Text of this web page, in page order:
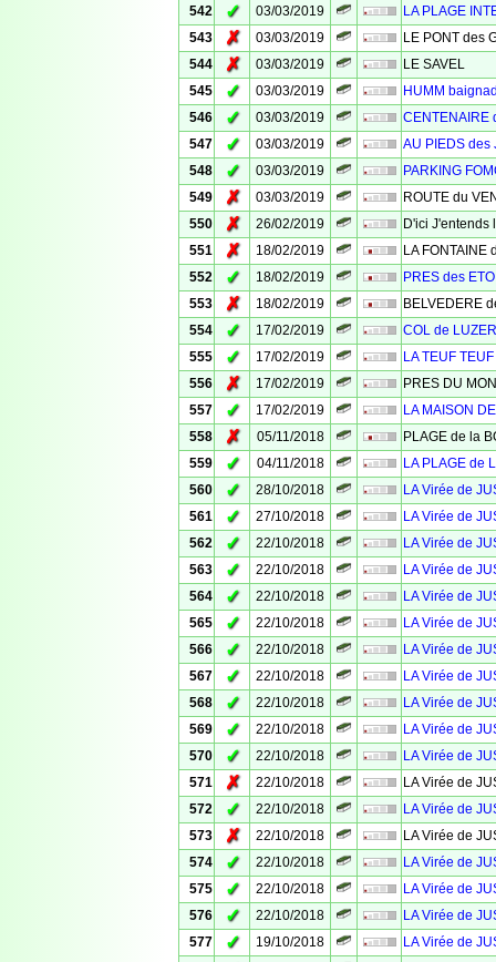
542
✓ 03/03/2019
LA PLAGE
543
✗ 03/03/2019
LE PONT des
544
✗ 03/03/2019
LE SAVEL
545
✓ 03/03/2019
HUMM
546
✓ 03/03/2019
CENTENAIRE
547
✓ 03/03/2019
AU PIEDS des
548
✓ 03/03/2019
PARKING
549
✗ 03/03/2019
ROUTE du
550
✗ 26/02/2019
D'ici J'entends
551
✗ 18/02/2019
LA FONTAINE
552
✓ 18/02/2019
PRES des
553
✗ 18/02/2019
BELVEDERE
554
✓ 17/02/2019
COL de
555
✓ 17/02/2019
LA TEUF TEUF
556
✗ 17/02/2019
PRES DU
557
✓ 17/02/2019
LA MAISON
558
✗ 05/11/2018
PLAGE de la
559
✓ 04/11/2018
LA PLAGE de
560
✓ 28/10/2018
LA Virée de
561
✓ 27/10/2018
LA Virée de
562
✓ 22/10/2018
LA Virée de
563
✓ 22/10/2018
LA Virée de
564
✓ 22/10/2018
LA Virée de
565
✓ 22/10/2018
LA Virée de
566
✓ 22/10/2018
LA Virée de
567
✓ 22/10/2018
LA Virée de
568
✓ 22/10/2018
LA Virée de
569
✓ 22/10/2018
LA Virée de
570
✓ 22/10/2018
LA Virée de
571
✗ 22/10/2018
LA Virée de
572
✓ 22/10/2018
LA Virée de
573
✗ 22/10/2018
LA Virée de
574
✓ 22/10/2018
LA Virée de
575
✓ 22/10/2018
LA Virée de
576
✓ 22/10/2018
LA Virée de
577
✓ 19/10/2018
LA Virée de